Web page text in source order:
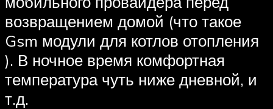
возвращением домой (что такое
Gsm модули для котлов отопления
). В ночное время комфортная
температура чуть ниже дневной, и
т.д.